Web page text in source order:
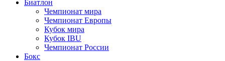
Биатлон
Чемпионат мира
Чемпионат Европы
Кубок мира
Кубок IBU
Чемпионат России
Бокс